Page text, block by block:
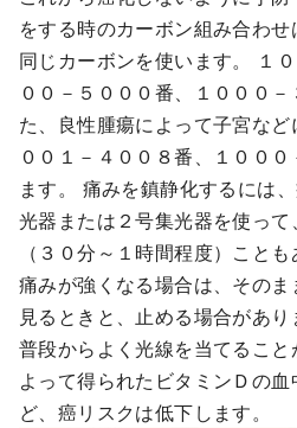
をする時のカーボン組み合わ
同じカーボンを使います。 １
００－５０００番、１０００
た、良性腫瘍によって子宮な
００１－４００８番、１００
ます。 痛みを鎮静化するには
光器または２号集光器を使っ
（３０分～１時間程度）こと
痛みが強くなる場合は、その
見るときと、止める場合があり
普段からよく光線を当てるこ
よって得られたビタミンＤの
ど、癌リスクは低下します。